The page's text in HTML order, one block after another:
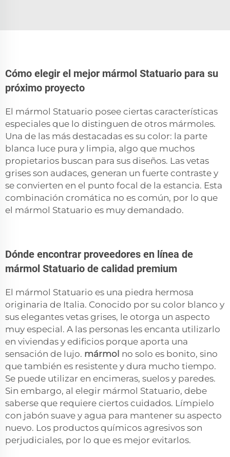
Cómo elegir el mejor mármol Statuario para su
próximo proyecto
El mármol Statuario posee ciertas características
especiales que lo distinguen de otros mármoles.
Una de las más destacadas es su color: la parte
blanca luce pura y limpia, algo que muchos
propietarios buscan para sus diseños. Las vetas
grises son audaces, generan un fuerte contraste y
se convierten en el punto focal de la estancia. Esta
combinación cromática no es común, por lo que
el mármol Statuario es muy demandado.
Dónde encontrar proveedores en línea de
mármol Statuario de calidad premium
El mármol Statuario es una piedra hermosa
originaria de Italia. Conocido por su color blanco y
sus elegantes vetas grises, le otorga un aspecto
muy especial. A las personas les encanta utilizarlo
en viviendas y edificios porque aporta una
sensación de lujo. mármol no solo es bonito, sino
que también es resistente y dura mucho tiempo.
Se puede utilizar en encimeras, suelos y paredes.
Sin embargo, al elegir mármol Statuario, debe
saberse que requiere ciertos cuidados. Límpielo
con jabón suave y agua para mantener su aspecto
nuevo. Los productos químicos agresivos son
perjudiciales, por lo que es mejor evitarlos.